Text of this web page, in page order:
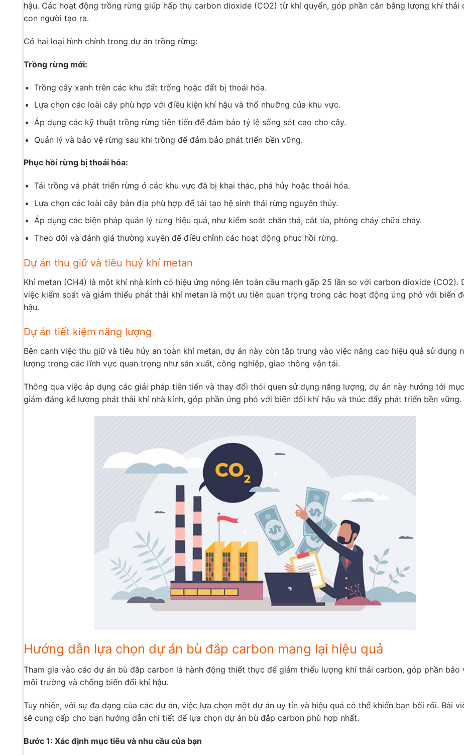
hậu. Các hoạt động trồng rừng giúp hấp thụ carbon dioxide (CO2) từ khí quyển, góp phần cân bằng lượng khí thải
con người tạo ra.
Có hai loại hình chính trong dự án trồng rừng:
Trồng rừng mới:
Trồng cây xanh trên các khu đất trống hoặc đất bị thoái hóa.
Lựa chọn các loài cây phù hợp với điều kiện khí hậu và thổ nhưỡng của khu vực.
Áp dụng các kỹ thuật trồng rừng tiên tiến để đảm bảo tỷ lệ sống sót cao cho cây.
Quản lý và bảo vệ rừng sau khi trồng để đảm bảo phát triển bền vững.
Phục hồi rừng bị thoái hóa:
Tái trồng và phát triển rừng ở các khu vực đã bị khai thác, phá hủy hoặc thoái hóa.
Lựa chọn các loài cây bản địa phù hợp để tái tạo hệ sinh thái rừng nguyên thủy.
Áp dụng các biện pháp quản lý rừng hiệu quả, như kiểm soát chăn thả, cắt tỉa, phòng cháy chữa cháy.
Theo dõi và đánh giá thường xuyên để điều chỉnh các hoạt động phục hồi rừng.
Dự án thu giữ và tiêu huỷ khí metan
Khí metan (CH4) là một khí nhà kính có hiệu ứng nóng lên toàn cầu mạnh gấp 25 lần so với carbon dioxide (CO2).
việc kiểm soát và giảm thiểu phát thải khí metan là một ưu tiên quan trọng trong các hoạt động ứng phó với biến
hậu.
Dự án tiết kiệm năng lượng
Bên cạnh việc thu giữ và tiêu hủy an toàn khí metan, dự án này còn tập trung vào việc nâng cao hiệu quả sử dụng
lượng trong các lĩnh vực quan trọng như sản xuất, công nghiệp, giao thông vận tải.
Thông qua việc áp dụng các giải pháp tiên tiến và thay đổi thói quen sử dụng năng lượng, dự án này hướng tới
giảm đáng kể lượng phát thải khí nhà kính, góp phần ứng phó với biến đổi khí hậu và thúc đẩy phát triển bền vững.
Hướng dẫn lựa chọn dự án bù đắp carbon mang lại hiệu quả
Tham gia vào các dự án bù đắp carbon là hành động thiết thực để giảm thiểu lượng khí thải carbon, góp phần bảo
môi trường và chống biến đổi khí hậu.
Tuy nhiên, với sự đa dạng của các dự án, việc lựa chọn một dự án uy tín và hiệu quả có thể khiến bạn bối rối. Bài
sẽ cung cấp cho bạn hướng dẫn chi tiết để lựa chọn dự án bù đắp carbon phù hợp nhất.
Bước 1: Xác định mục tiêu và nhu cầu của bạn